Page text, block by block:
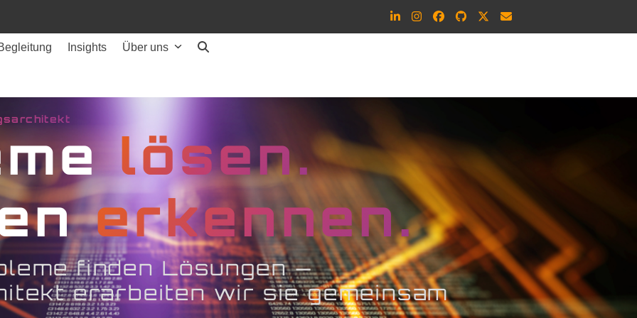
LinkedIn
Instagram
Facebook
GithubTwitter
E-
Mail
Insights Über uns
lösen.
erkennen.
finden Lösungen —
erarbeiten wir sie gemeinsam